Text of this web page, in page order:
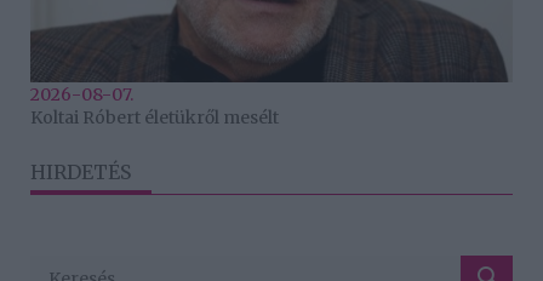
2026-08-07.
Koltai Róbert életükről mesélt
HIRDETÉS